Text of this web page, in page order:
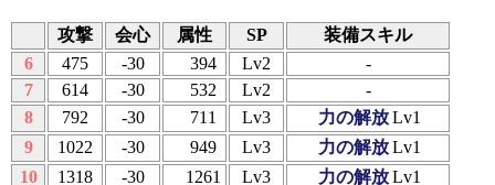
攻撃 会心 属性 SP
装備スキル
6
475 -30 394 Lv2
-
7
614 -30 532 Lv2
-
8
792 -30 711 Lv3 力の解放Lv1
9
1022 -30 949 Lv3 力の解放Lv1
10
1318 -30 1261 Lv3 力の解放Lv1